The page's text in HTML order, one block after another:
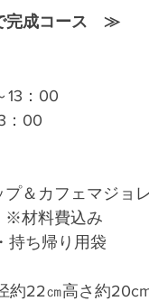
完成コース　≫
：00
：00
プ＆カフェマジョ
※材料費込み
持ち帰り用袋
約22㎝高さ約